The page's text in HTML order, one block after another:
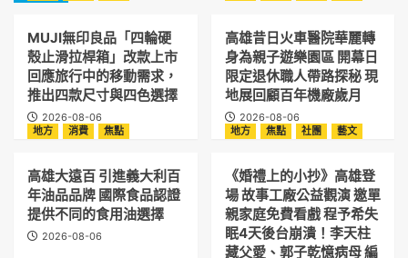
MUJI無印良品「四輪硬
殼止滑拉桿箱」改款上市
回應旅行中的移動需求，
推出四款尺寸與四色選擇
2026-08-06
高雄昔日火車醫院華麗轉
身為親子遊樂園區 開幕日
限定退休職人帶路探秘 現
地展回顧百年機廠歲月
2026-08-06
地方
消費 焦點
高雄大遠百 引進義大利百
年油品品牌 國際食品認證
提供不同的食用油選擇
2026-08-06
地方 焦點 社團 藝文
《婚禮上的小抄》高雄登
場 故事工廠公益觀演 邀單
親家庭免費看戲 程予希失
眠4天後台崩潰！李天柱
藏父愛、郭子乾憶病母 編